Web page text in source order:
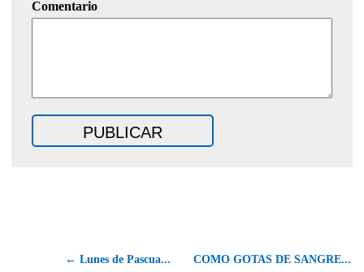
Comentario
← Lunes de Pascua... COMO GOTAS DE SANGRE...